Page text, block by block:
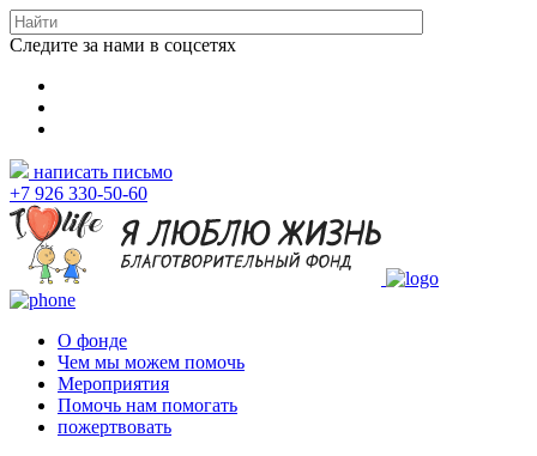
Следите за нами в соцсетях
написать письмо
+7 926 330-50-60
О фонде
Чем мы можем помочь
Мероприятия
Помочь нам помогать
пожертвовать